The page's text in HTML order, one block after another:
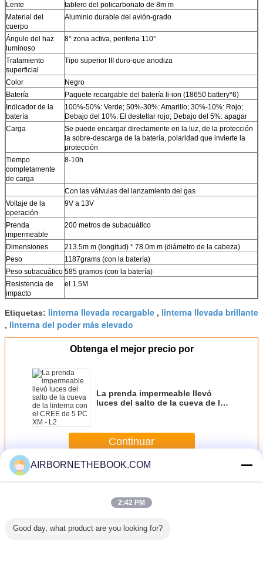
Lente
tablero del policarbonato de 8m m
Material del
cuerpo
Aluminio durable del avión-grado
Ángulo del haz
luminoso
8° zona activa, periferia 110°
Tratamiento
superficial
Tipo superior III duro-que anodiza
Color
Negro
Batería
Paquete recargable del batería li-ion (18650 battery*6)
Indicador de la
batería
100%-50%: Verde; 50%-30%: Amarillo; 30%-10%: Rojo;
Debajo del 10%: El destellar rojo; Debajo del 5%: apagar
Carga
Se puede encargar directamente en la luz, de la protección
la sobre-descarga de la batería, polaridad que invierte la
protección
Tiempo
completamente
de carga
8-10h
Con las válvulas del lanzamiento del gas
Voltaje de la
operación
9V a 13V
Prenda
impermeable
200 metros de subacuático
Dimensiones
213.5m m (longitud) * 78.0m m (diámetro de la cabeza)
Peso
1187grams (con la batería)
Peso subacuático 585 gramos (con la batería)
Resistencia de
impacto
el 1.5M
Etiquetas: linterna llevada recargable , linterna llevada brillante
, linterna del poder más elevado
Obtenga el mejor precio por
La prenda impermeable llevó
luces del salto de la cueva de la
Continuar
MásLinterna led impermeable
AIRBORNETHEBOOK.COM
2:42 PM
Good day, what product are you looking for?